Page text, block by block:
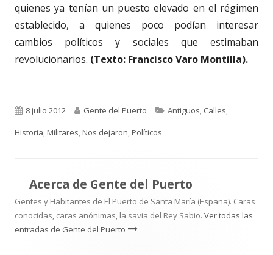
quienes ya tenían un puesto elevado en el régimen
establecido, a quienes poco podían interesar
cambios políticos y sociales que estimaban
revolucionarios. (Texto: Francisco Varo Montilla).
Publicado
el
8 julio 2012 Autor
Gente del Puerto Categorías
Antiguos, Calles,
Historia,Militares,Nos dejaron,Políticos
Acerca de Gente del Puerto
Gentes y Habitantes de El Puerto de Santa María (España). Caras
conocidas, caras anónimas, la savia del Rey Sabio. Ver todas las
entradas de Gente del Puerto